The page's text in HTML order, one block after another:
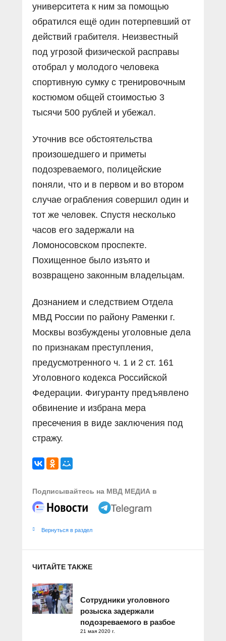
университета к ним за помощью
обратился ещё один потерпевший от
действий грабителя. Неизвестный
под угрозой физической расправы
отобрал у молодого человека
спортивную сумку с тренировочным
костюмом общей стоимостью 3
тысячи 500 рублей и убежал.
Уточнив все обстоятельства
произошедшего и приметы
подозреваемого, полицейские
поняли, что и в первом и во втором
случае ограбления совершил один и
тот же человек. Спустя несколько
часов его задержали на
Ломоносовском проспекте.
Похищенное было изъято и
возвращено законным владельцам.
Дознанием и следствием Отдела
МВД России по району Раменки г.
Москвы возбуждены уголовные дела
по признакам преступления,
предусмотренного ч. 1 и 2 ст. 161
Уголовного кодекса Российской
Федерации. Фигуранту предъявлено
обвинение и избрана мера
пресечения в виде заключения под
стражу.
Подписывайтесь на МВД МЕДИА в
Вернуться в раздел
ЧИТАЙТЕ ТАКЖЕ
Сотрудники уголовного
розыска задержали
подозреваемого в разбое
21 мая 2020 г.